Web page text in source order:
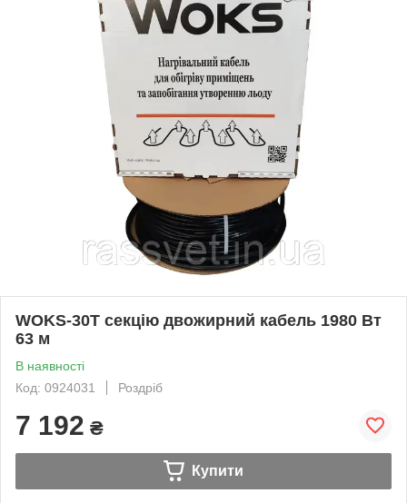
WOKS-30T секцію двожирний кабель 1980 Вт
63 м
В наявності
Код: 0924031
Роздріб
7 192 ₴
Купити